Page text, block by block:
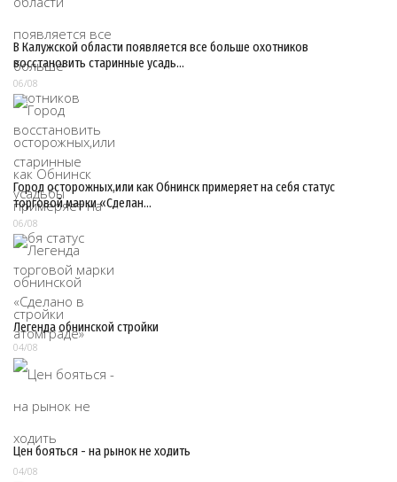
В Калужской области появляется все больше охотников
восстановить старинные усадь…
06/08
Город осторожных,или как Обнинск примеряет на себя статус
торговой марки «Сделан…
06/08
Легенда обнинской стройки
04/08
Цен бояться - на рынок не ходить
04/08